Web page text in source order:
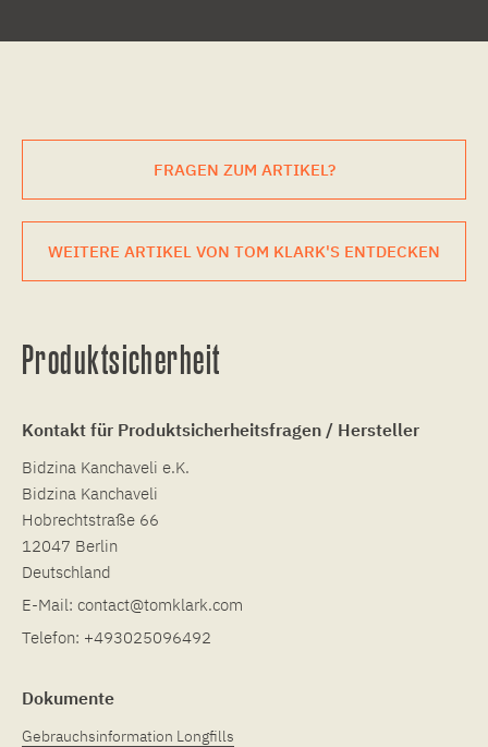
FRAGEN ZUM ARTIKEL?
WEITERE ARTIKEL VON TOM KLARK'S ENTDECKEN
Produktsicherheit
Kontakt für Produktsicherheitsfragen / Hersteller
Bidzina Kanchaveli e.K.
Bidzina Kanchaveli
Hobrechtstraße 66
12047 Berlin
Deutschland
E-Mail: contact@tomklark.com
Telefon: +493025096492
Dokumente
Gebrauchsinformation Longfills